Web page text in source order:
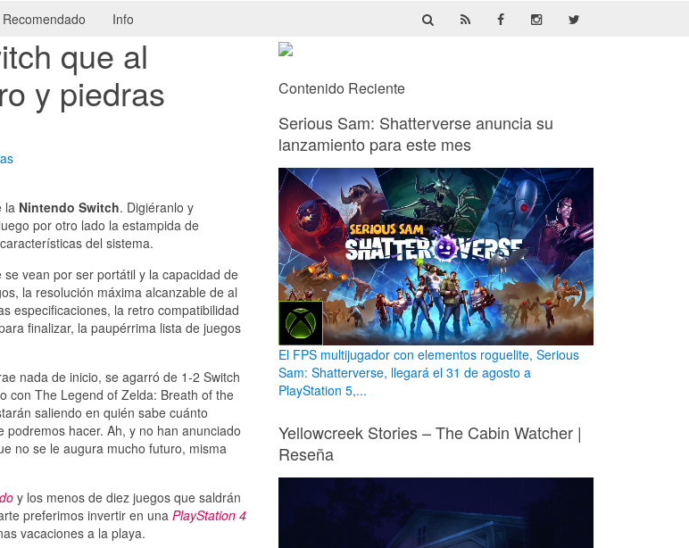
Recomendado Info
que al
y piedras
la Nintendo Switch. Digiéranlo y
por otro lado la estampida de
del sistema.
vean por ser portátil y la capacidad de
la resolución máxima alcanzable de al
especificaciones, la retro compatibilidad
finalizar, la paupérrima lista de juegos
nada de inicio, se agarró de 1-2 Switch
con The Legend of Zelda: Breath of the
saliendo en quién sabe cuánto
hacer. Ah, y no han anunciado
no se le augura mucho futuro, misma
y los menos de diez juegos que saldrán
preferimos invertir en una PlayStation 4
vacaciones a la playa.
Contenido Reciente
Serious Sam: Shatterverse anuncia su
lanzamiento para este mes
El FPS multijugador con elementos roguelite, Serious
Sam: Shatterverse, llegará el 31 de agosto a
PlayStation 5,...
Yellowcreek Stories – The Cabin Watcher |
Reseña